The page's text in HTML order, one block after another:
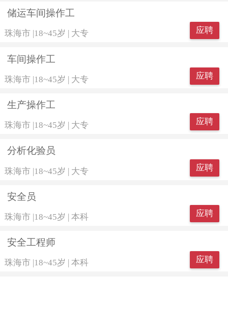
储运车间操作工
珠海市 18~45岁 大专 应聘
车间操作工
珠海市 |18~45岁 | 大专 应聘
生产操作工
珠海市 18~45岁 大专 应聘
分析化验员
珠海市 |18~45岁 | 大专 应聘
安全员
珠海市 |18~45岁 | 本科 应聘
安全工程师
珠海市 18~45岁 本科 应聘